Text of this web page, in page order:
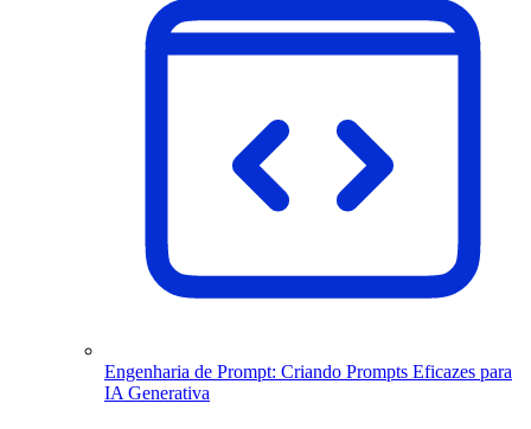
Engenharia de Prompt: Criando Prompts Eficazes para
IA Generativa